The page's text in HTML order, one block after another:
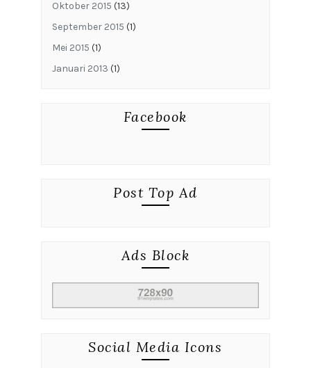
Oktober 2015 (13)
September 2015 (1)
Mei 2015 (1)
Januari 2013 (1)
Facebook
Post Top Ad
Ads Block
Social Media Icons